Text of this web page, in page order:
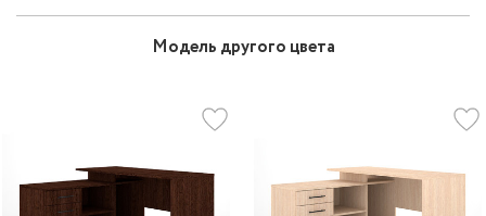
Модель другого цвета